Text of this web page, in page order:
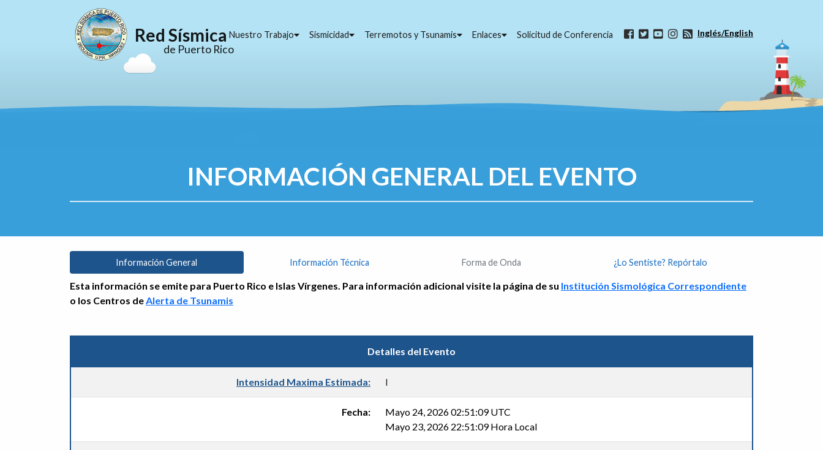
Red Sísmica
de Puerto Rico
Nuestro Trabajo Sismicidad Terremotos y Tsunamis Enlaces Solicitud de Conferencia Inglés/English
INFORMACIÓN GENERAL DEL EVENTO
Información General Información Técnica Forma de Onda ¿Lo Sentiste? Repórtalo
Esta información se emite para Puerto Rico e Islas Vírgenes. Para información adicional visite la página de su Institución Sismológica Correspondiente
o los Centros deAlerta de Tsunamis
Detalles del Evento
Intensidad Maxima Estimada: I
Fecha:
Mayo 24, 2026 02:51:09 UTC
Mayo 23, 2026 22:51:09 Hora Local